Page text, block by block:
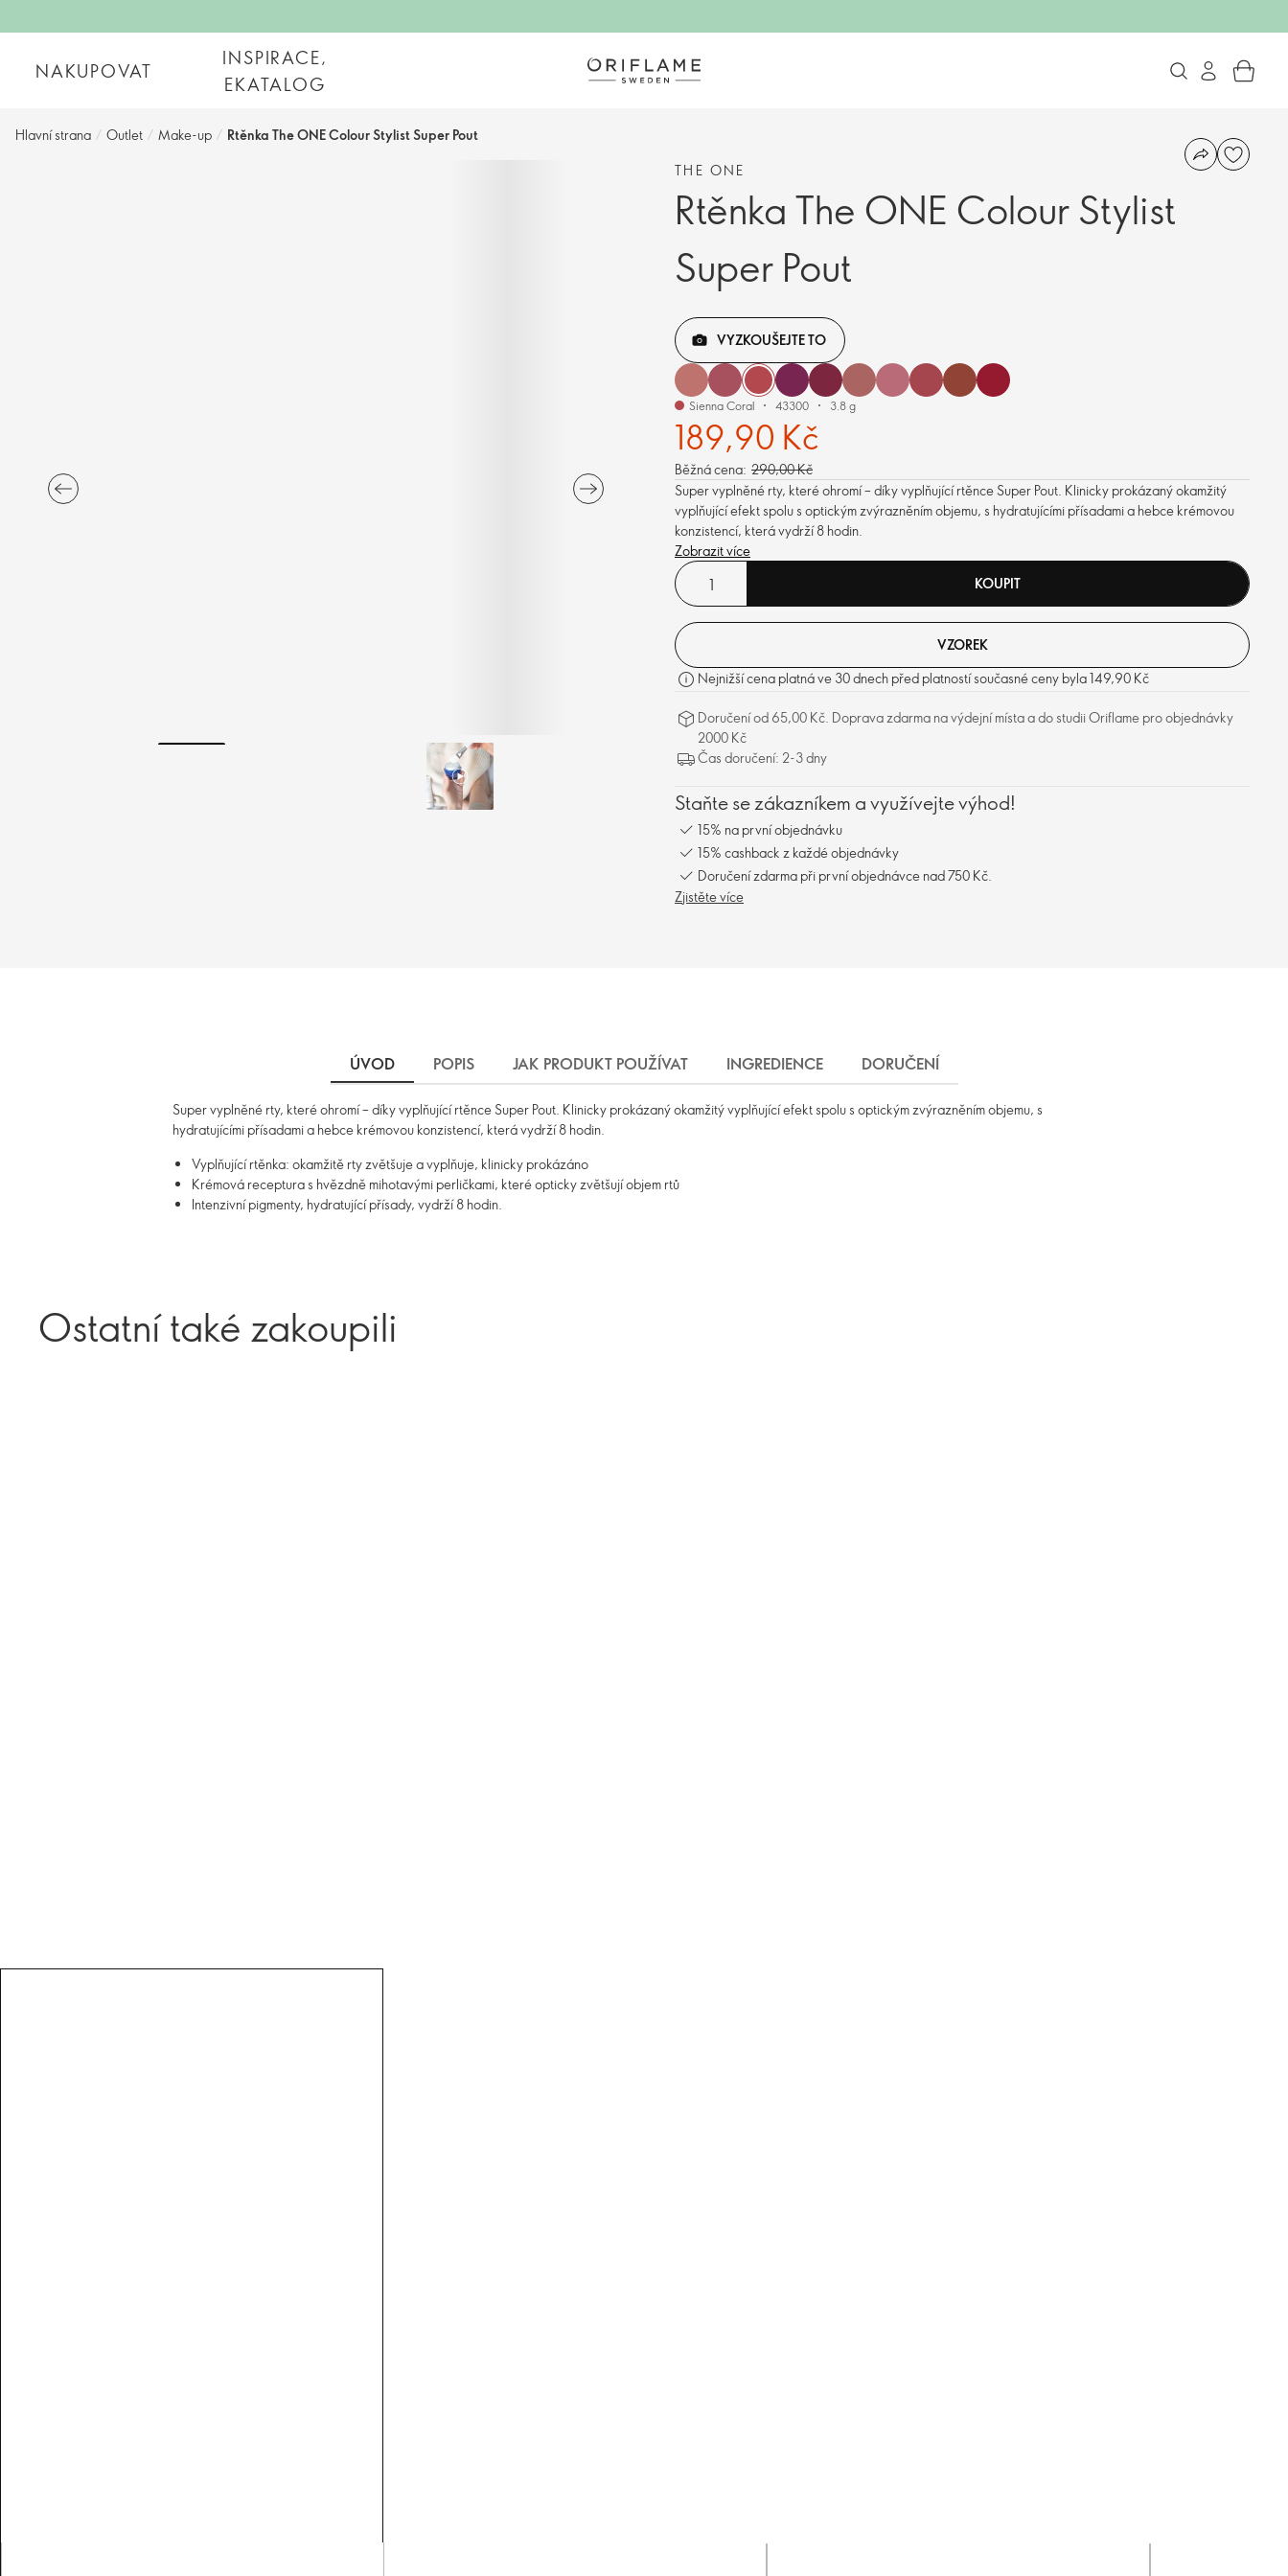
NAKUPOVAT
INSPIRACE,
EKATALOG
Hlavní strana / Outlet / Make-up / Rtěnka The ONE Colour Stylist Super Pout
THE ONE
Rtěnka The ONE Colour Stylist
Super Pout
VYZKOUŠEJTE TO
Sienna Coral 43300 3.8 g
189,90 Kč
Běžná cena: 290,00 Kč
Super vyplněné rty, které ohromí – díky vyplňující rtěnce Super Pout. Klinicky prokázaný okamžitý
vyplňující efekt spolu s optickým zvýrazněním objemu, s hydratujícími přísadami a hebce krémovou
konzistencí, která vydrží 8 hodin.
Zobrazit více
KOUPIT
VZOREK
Nejnižší cena platná ve 30 dnech před platností současné ceny byla 149,90 Kč
Doručení od 65,00 Kč. Doprava zdarma na výdejní místa a do studii Oriflame pro objednávky
2000 Kč
Čas doručení: 2-3 dny
Staňte se zákazníkem a využívejte výhod!
15% na první objednávku
15% cashback z každé objednávky
Doručení zdarma při první objednávce nad 750 Kč.
Zjistěte více
ÚVOD POPIS JAK PRODUKT POUŽÍVAT INGREDIENCE DORUČENÍ
Super vyplněné rty, které ohromí – díky vyplňující rtěnce Super Pout. Klinicky prokázaný okamžitý vyplňující efekt spolu s optickým zvýrazněním objemu, s
hydratujícími přísadami a hebce krémovou konzistencí, která vydrží 8 hodin.
Vyplňující rtěnka: okamžitě rty zvětšuje a vyplňuje, klinicky prokázáno
Krémová receptura s hvězdně mihotavými perličkami, které opticky zvětšují objem rtů
Intenzivní pigmenty, hydratující přísady, vydrží 8 hodin.
Ostatní také zakoupili